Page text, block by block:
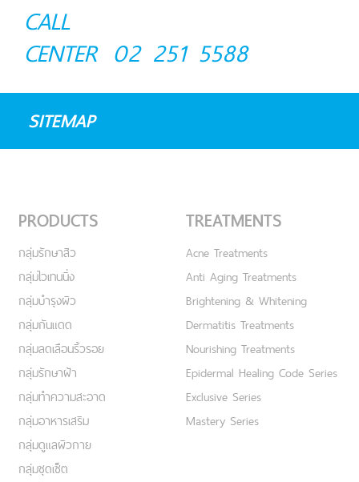
CALL
CENTER 02 251 5588
SITEMAP
PRODUCTS
กลุ่มรักษาสิว
กลุ่มไวเทนนิ่ง
กลุ่มบำรุงผิว
กลุ่มกันแดด
กลุ่มลดเลือนริ้วรอย
กลุ่มรักษาฝ้า
กลุ่มทำความสะอาด
กลุ่มอาหารเสริม
กลุ่มดูแลผิวกาย
กลุ่มชุดเซ็ต
TREATMENTS
Acne Treatments
Anti Aging Treatments
Brightening & Whitening
Dermatitis Treatments
Nourishing Treatments
Epidermal Healing Code Series
Exclusive Series
Mastery Series